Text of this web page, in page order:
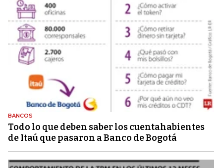
BANCOS
Todo lo que deben saber los cuentahabientes
de Itaú que pasaron a Banco de Bogotá